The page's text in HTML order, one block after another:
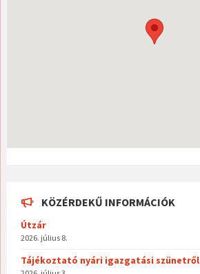
KÖZÉRDEKŰ INFORMÁCIÓK
Útzár
2026. július 8.
Tájékoztató nyári igazgatási szünetről